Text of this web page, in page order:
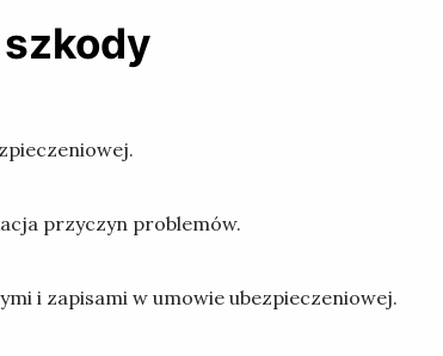
przyczyn problemów.
i zapisami w umowie ubezpieczeniowej.